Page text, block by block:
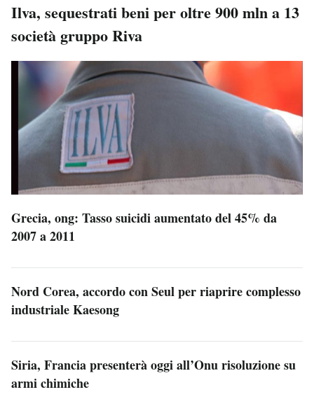
Ilva, sequestrati beni per oltre 900 mln a 13
società gruppo Riva
Grecia, ong: Tasso suicidi aumentato del 45% da
2007 a 2011
Nord Corea, accordo con Seul per riaprire complesso
industriale Kaesong
Siria, Francia presenterà oggi all’Onu risoluzione su
armi chimiche